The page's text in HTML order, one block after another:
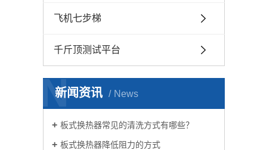
飞机七步梯
千斤顶测试平台
新闻资讯 News
N
板式换热器常见的清洗方式有哪些？
板式换热器降低阻力的方式